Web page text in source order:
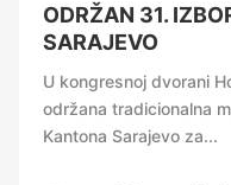
ODRŽAN 31.
SARAJEVO
U kongresnoj dvorani
održana tradicionalna
Kantona Sarajevo za...